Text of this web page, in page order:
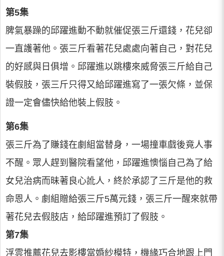
第5集
脾氣暴躁的邱躍進動不動就催促張三斤還錢，花兒卻
一直護著他。張三斤看著花兒處處向著自己，對花兒
的好感與日俱增。邱躍進以跳樓來威脅張三斤給自己
裝假肢，張三斤只得又給邱躍進寫了一張欠條，並保
證一定會儘快給他裝上假肢。
第6集
張三斤為了賺錢在劇組當替身，一場撞車戲後竟人事
不醒。眾人趕到醫院看望他，邱躍進懊惱自己為了給
女兒治病而昧著良心訛人，終於承認了三斤是他的救
命恩人。劇組贈給張三斤5萬元錢，張三斤一醒來就帶
著花兒去假肢店，給邱躍進預訂了假肢。
第7集
浮雲推薦花兒去影樓當婚紗模特，機緣巧合地跟上門